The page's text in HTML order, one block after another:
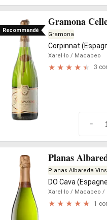
Recommandé
Gramona
Gramona
Corpinnat
Xarel·lo / Macabeo
3
-
Planas
Planas Albareda
DO Cava
Xarel·lo / Macabeo /
1